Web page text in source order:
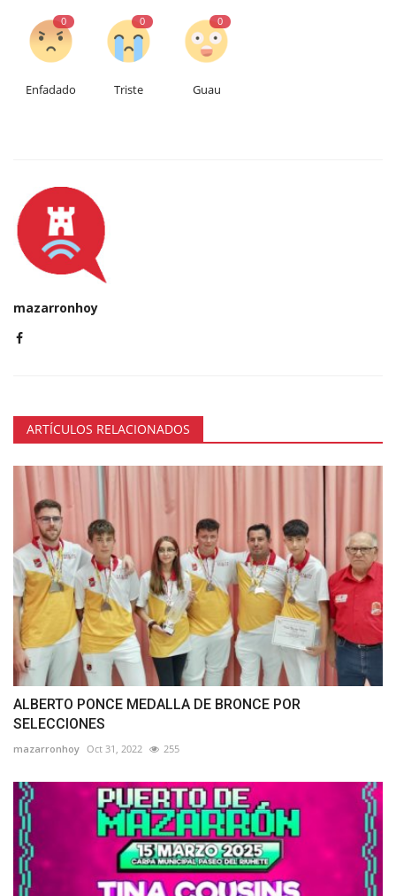
0
Enfadado
0
Triste
0
Guau
mazarronhoy
ARTÍCULOS RELACIONADOS
ALBERTO PONCE MEDALLA DE BRONCE POR
SELECCIONES
mazarronhoy Oct 31, 2022 255